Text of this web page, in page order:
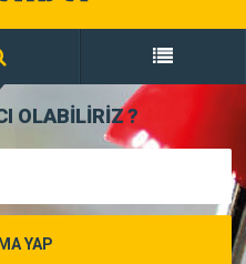
OLABİLİRİZ?
YAP